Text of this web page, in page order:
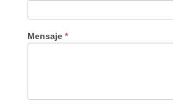
Mensaje *